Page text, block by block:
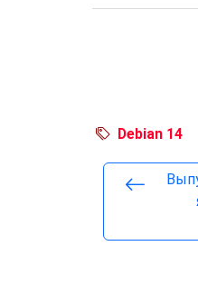
Debian 14